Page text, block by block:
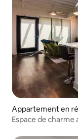
Appartement en
Espace de